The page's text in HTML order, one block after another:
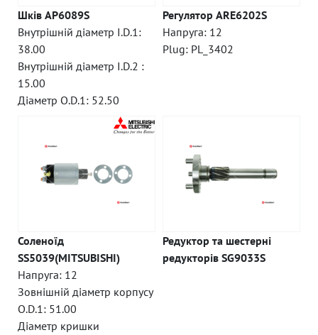
Шків AP6089S
Внутрішній діаметр I.D.1:
38.00
Внутрішній діаметр I.D.2 :
15.00
Діаметр O.D.1: 52.50
Регулятор ARE6202S
Напруга: 12
Plug: PL_3402
Соленоїд
SS5039(MITSUBISHI)
Напруга: 12
Зовнішній діаметр корпусу
O.D.1: 51.00
Діаметр кришки
Редуктор та шестерні
редукторів SG9033S